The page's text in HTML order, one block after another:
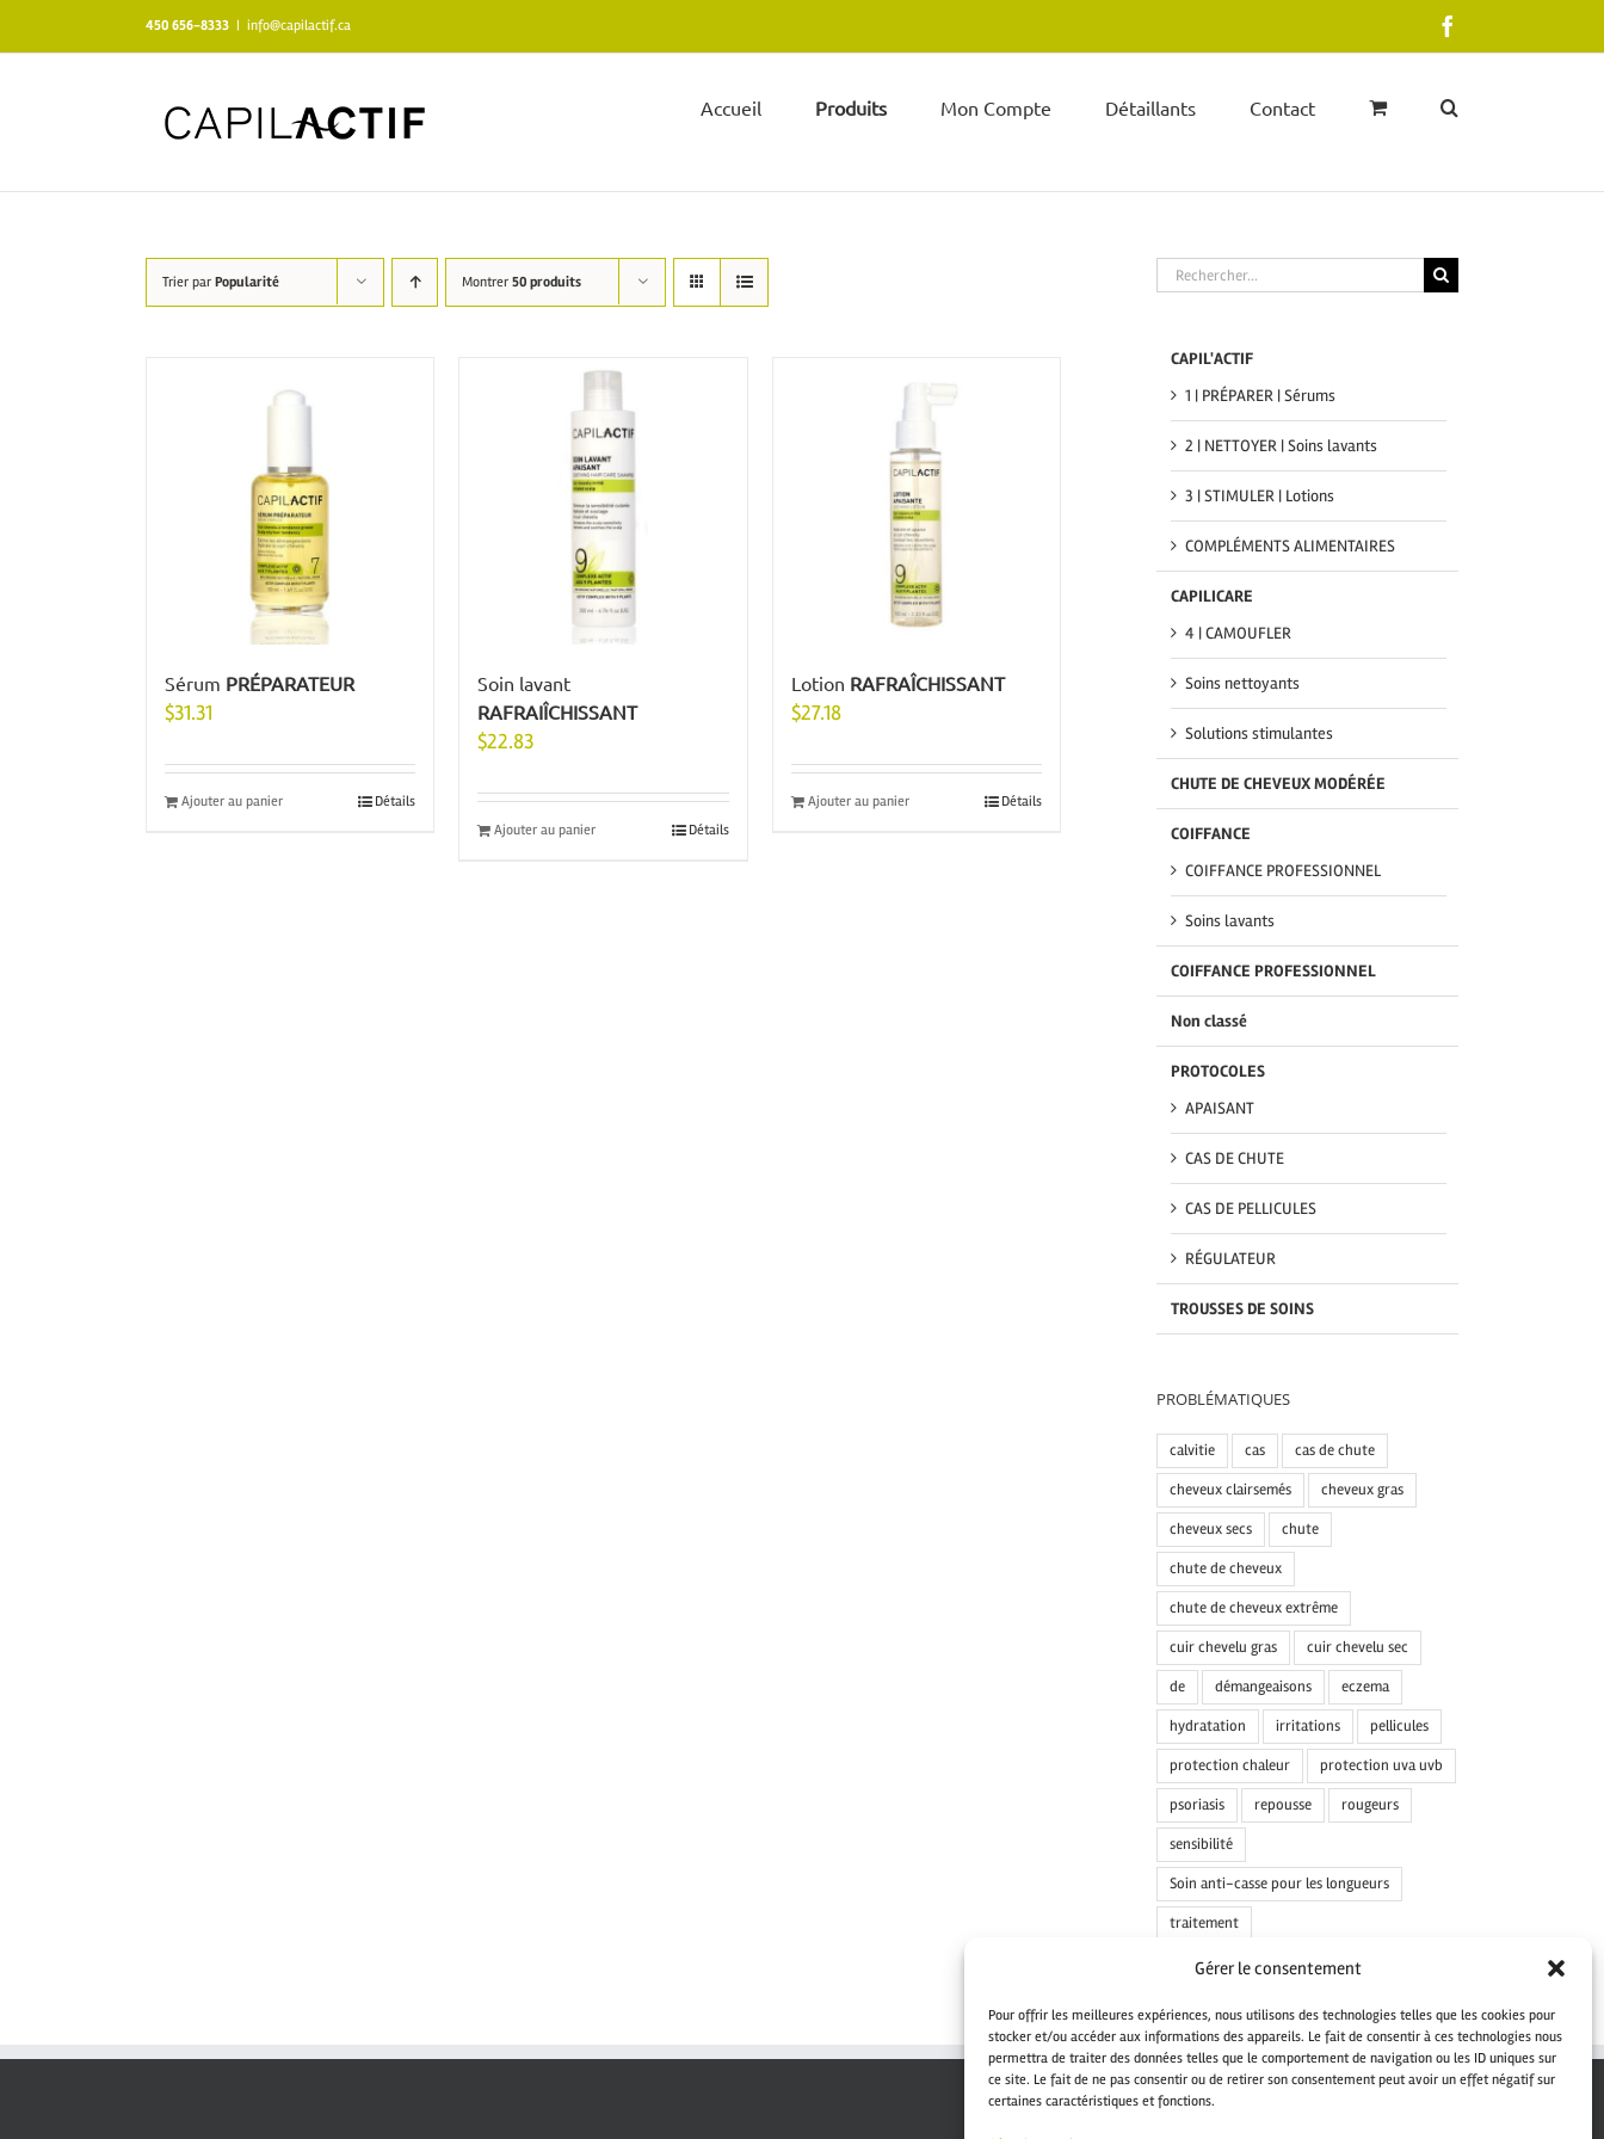
Gérer le consentement
Pour offrir les meilleures expériences, nous utilisons des technologies telles que les cookies pour
stocker et/ou accéder aux informations des appareils. Le fait de consentir à ces technologies nous
permettra de traiter des données telles que le comportement de navigation ou les ID uniques sur
ce site. Le fait de ne pas consentir ou de retirer son consentement peut avoir un effet négatif sur
certaines caractéristiques et fonctions.
450 656-8333 | info@capilactif.ca
Accueil Produits Mon Compte Détaillants Contact
Trier par Popularité Montrer 50 produits
Sérum PRÉPARATEUR
$31.31
Ajouter au panier Détails
Soin lavant
RAFRAIÎCHISSANT
$22.83
Ajouter au panier Détails
Lotion RAFRAÎCHISSANT
$27.18
Ajouter au panier Détails
Rechercher
CAPIL'ACTIF
1 | PRÉPARER | Sérums
2 | NETTOYER | Soins lavants
3 | STIMULER | Lotions
COMPLÉMENTS ALIMENTAIRES
CAPILICARE
4 | CAMOUFLER
Soins nettoyants
Solutions stimulantes
CHUTE DE CHEVEUX MODÉRÉE
COIFFANCE
COIFFANCE PROFESSIONNEL
Soins lavants
COIFFANCE PROFESSIONNEL
Non classé
PROTOCOLES
APAISANT
CAS DE CHUTE
CAS DE PELLICULES
RÉGULATEUR
TROUSSES DE SOINS
PROBLÉMATIQUES
calvitie cas cas de chute
cheveux clairsemés cheveux gras
cheveux secs chute
chute de cheveux
chute de cheveux extrême
cuir chevelu gras cuir chevelu sec
de démangeaisons eczema
hydratation irritations pellicules
protection chaleur protection uva uvb
psoriasis repousse rougeurs
sensibilité
Soin anti-casse pour les longueurs
traitement